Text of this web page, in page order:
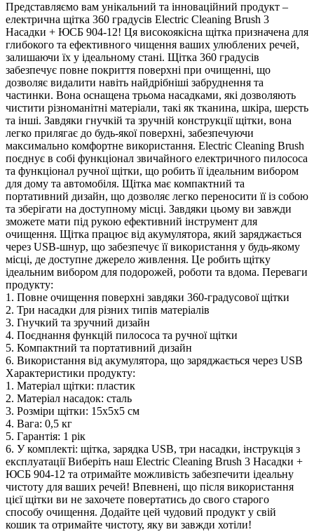
Представляємо вам унікальний та інноваційний продукт –
електрична щітка 360 градусів Electric Cleaning Brush 3
Насадки + ЮСБ 904-12! Ця високоякісна щітка призначена для
глибокого та ефективного чищення ваших улюблених речей,
залишаючи їх у ідеальному стані. Щітка 360 градусів
забезпечує повне покриття поверхні при очищенні, що
дозволяє видалити навіть найдрібніші забруднення та
частинки. Вона оснащена трьома насадками, які дозволяють
чистити різноманітні матеріали, такі як тканина, шкіра, шерсть
та інші. Завдяки гнучкій та зручній конструкції щітки, вона
легко прилягає до будь-якої поверхні, забезпечуючи
максимально комфортне використання. Electric Cleaning Brush
поєднує в собі функціонал звичайного електричного пилососа
та функціонал ручної щітки, що робить її ідеальним вибором
для дому та автомобіля. Щітка має компактний та
портативний дизайн, що дозволяє легко переносити її із собою
та зберігати на доступному місці. Завдяки цьому ви завжди
зможете мати під рукою ефективний інструмент для
очищення. Щітка працює від акумулятора, який заряджається
через USB-шнур, що забезпечує її використання у будь-якому
місці, де доступне джерело живлення. Це робить щітку
ідеальним вибором для подорожей, роботи та вдома. Переваги
продукту:
1. Повне очищення поверхні завдяки 360-градусової щітки
2. Три насадки для різних типів матеріалів
3. Гнучкий та зручний дизайн
4. Поєднання функцій пилососа та ручної щітки
5. Компактний та портативний дизайн
6. Використання від акумулятора, що заряджається через USB
Характеристики продукту:
1. Матеріал щітки: пластик
2. Матеріал насадок: сталь
3. Розміри щітки: 15x5x5 см
4. Вага: 0,5 кг
5. Гарантія: 1 рік
6. У комплекті: щітка, зарядка USB, три насадки, інструкція з
експлуатації Виберіть наш Electric Cleaning Brush 3 Насадки +
ЮСБ 904-12 та отримайте можливість забезпечити ідеальну
чистоту для ваших речей! Впевнені, що після використання
цієї щітки ви не захочете повертатись до свого старого
способу очищення. Додайте цей чудовий продукт у свій
кошик та отримайте чистоту, яку ви завжди хотіли!